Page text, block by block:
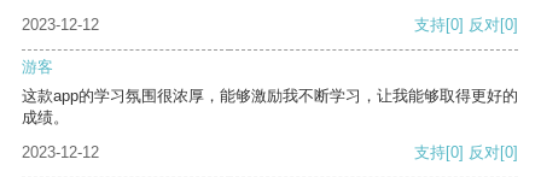
2023-12-12 支持[0] 反对[0]
游客
这款app的学习氛围很浓厚，能够激励我不断学习，让我能够取得更好的
成绩。
2023-12-12
支持[0] 反对[0]